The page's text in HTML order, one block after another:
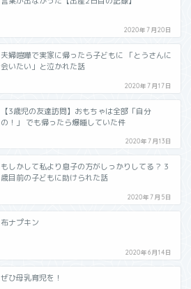
2020年7月20日
夫婦喧嘩で実家に帰ったら子どもに 「とうさんに
会いたい」と泣かれた話
2020年7月17日
【3歳児の友達訪問】おもちゃは全部「自分
の！」 でも帰ったら爆睡していた件
2020年7月13日
もしかして私より息子の方がしっかりしてる？ 3
歳目前の子どもに助けられた話
2020年7月5日
布ナプキン
2020年6月14日
ぜひ母乳育児を！